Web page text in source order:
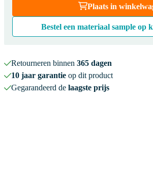
Plaats in
Bestel een materiaal sample op
Retourneren binnen 365 dagen
10 jaar garantieop dit product
Gegarandeerd de laagste prijs